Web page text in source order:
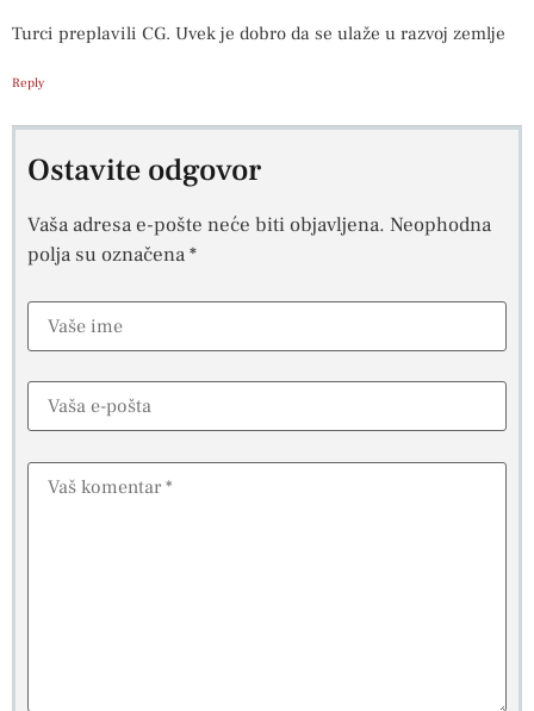
Turci preplavili CG. Uvek je dobro da se ulaže u razvoj zemlje
Reply
Ostavite odgovor
Vaša adresa e-pošte neće biti objavljena. Neophodna
polja su označena*